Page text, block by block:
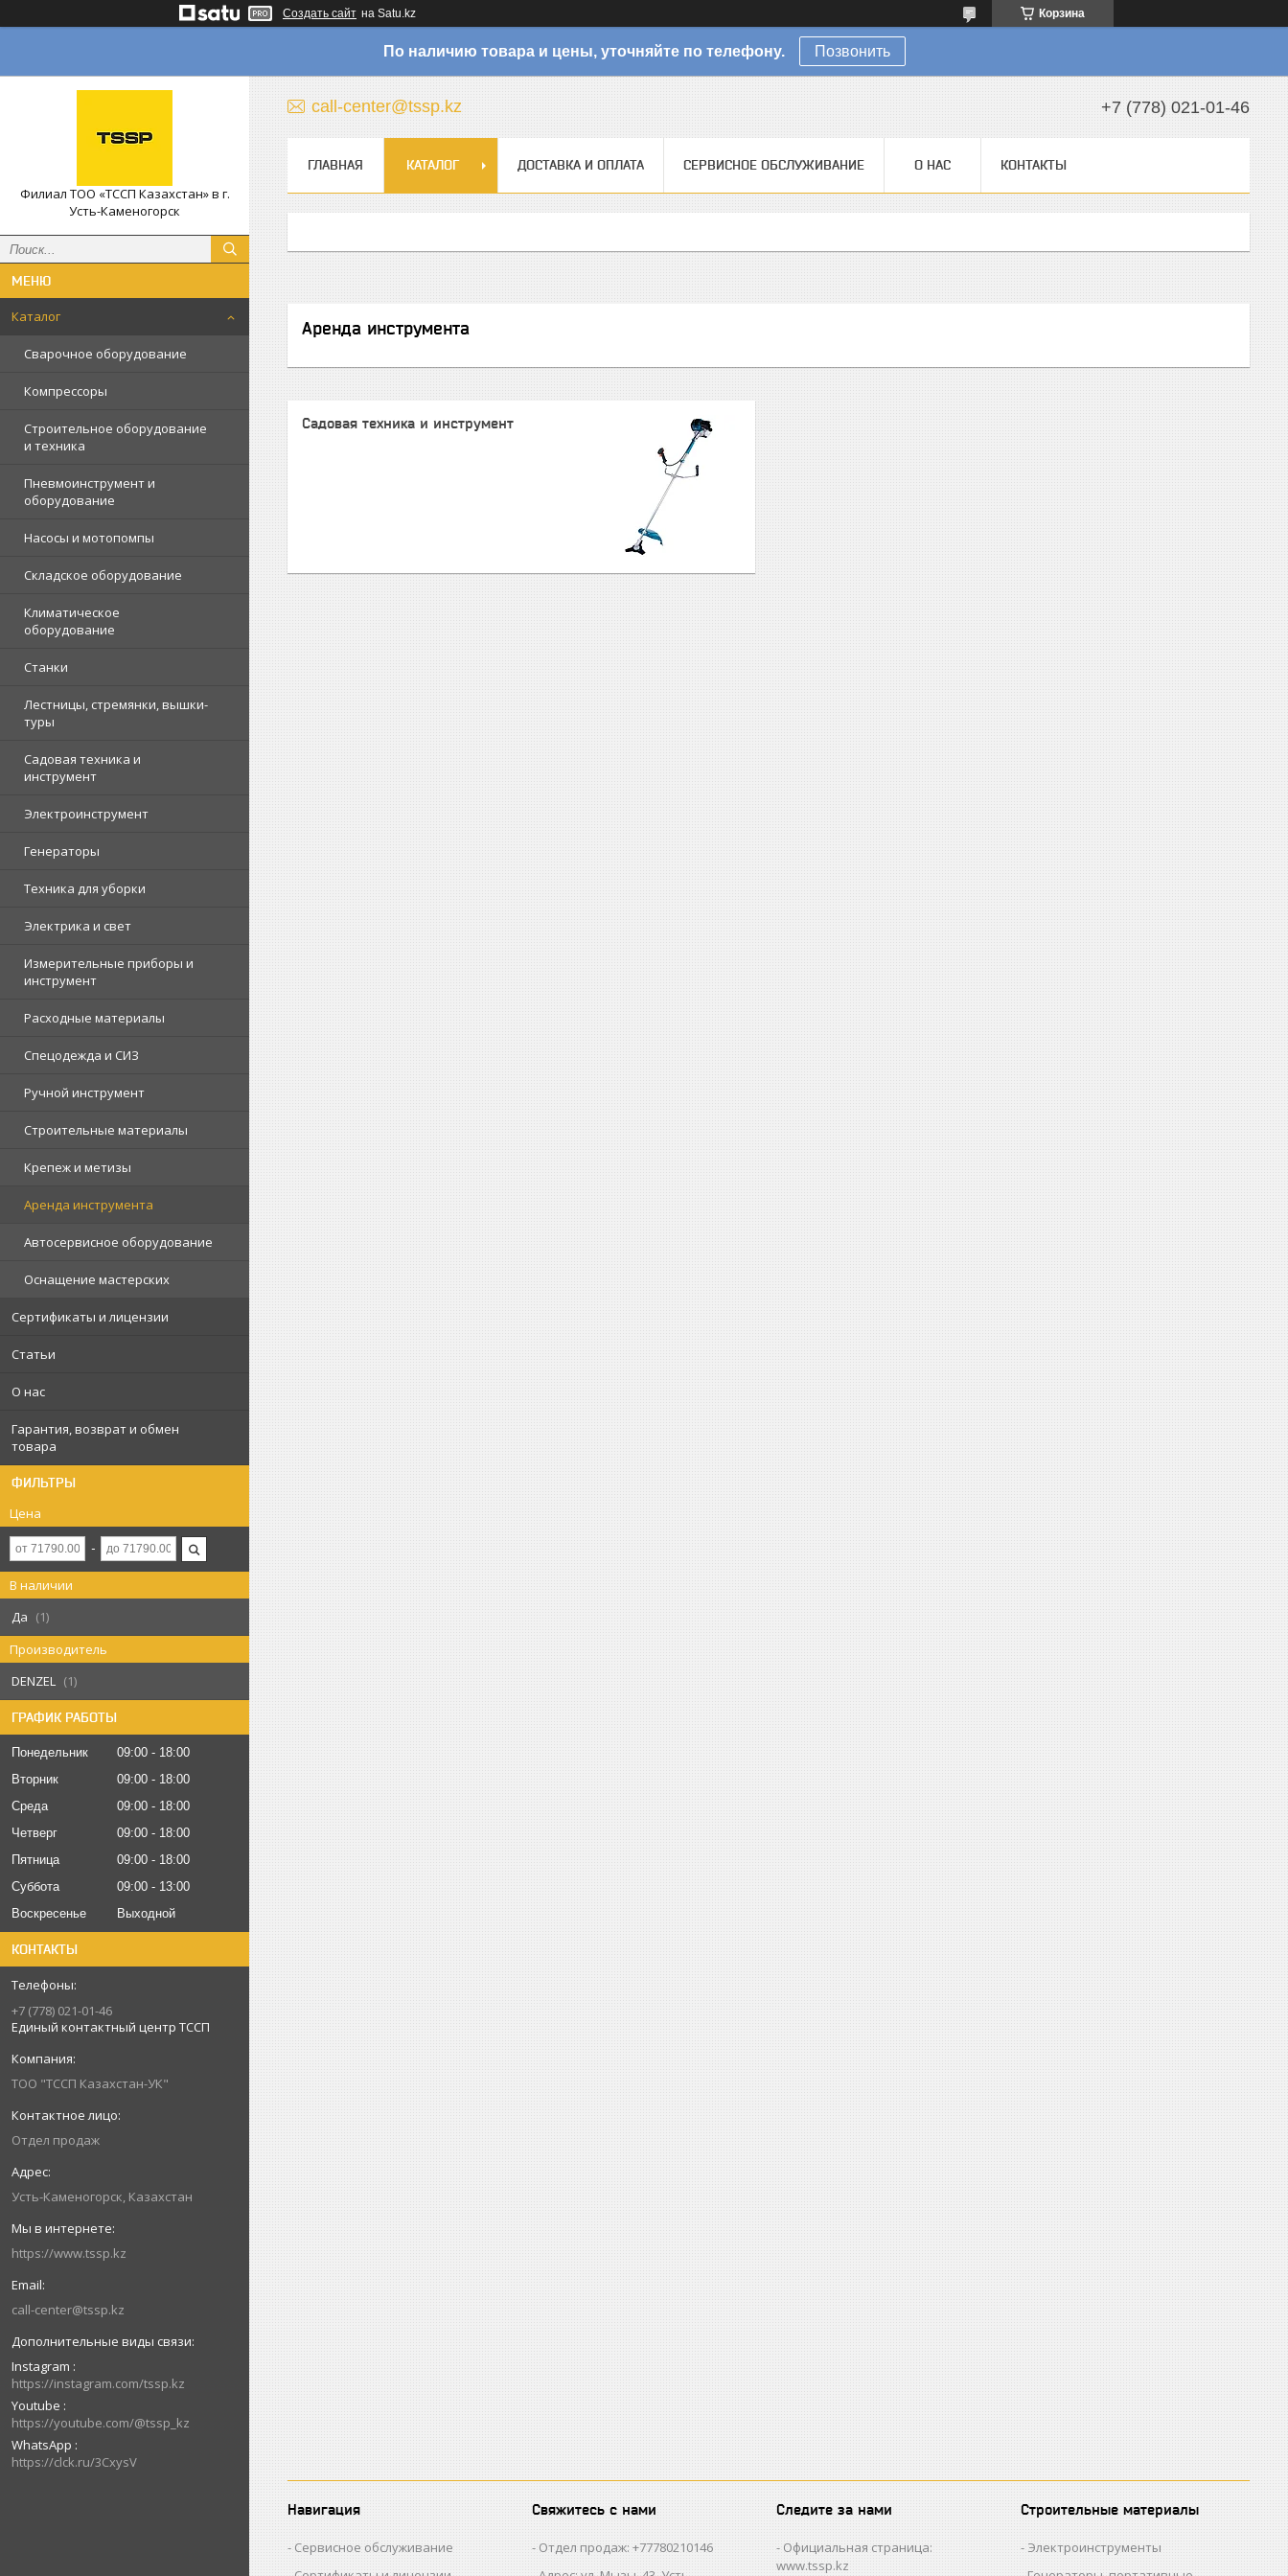
Создать сайт на Satu.kz Корзина
По наличию товара и цены, уточняйте по телефону. Позвонить
Филиал ТОО «ТССП Казахстан» в г.
Усть-Каменогорск
Каталог
Сварочное оборудование
Компрессоры
Строительное оборудование
и техника
Пневмоинструмент и
оборудование
Насосы и мотопомпы
Складское оборудование
Климатическое
оборудование
Станки
Лестницы, стремянки, вышки-
туры
Садовая техника и
инструмент
Электроинструмент
Генераторы
Техника для уборки
Электрика и свет
Измерительные приборы и
инструмент
Расходные материалы
Спецодежда и СИЗ
Ручной инструмент
Строительные материалы
Крепеж и метизы
Аренда инструмента
Автосервисное оборудование
Оснащение мастерских
Сертификаты и лицензии
Статьи
О нас
Гарантия, возврат и обмен
товара
ФИЛЬТРЫ
Цена
В наличии
Да
1
Производитель
DENZEL
1
ГРАФИК РАБОТЫ
Понедельник 09:00
18:00
Вторник
09:00
18:00
Среда
09:00
18:00
Четверг
09:00
18:00
Пятница
09:00
18:00
Суббота
09:00
13:00
Воскресенье
Выходной
КОНТАКТЫ
+7 (778) 021-01-46
Единый контактный центр ТССП
ТОО "ТССП Казахстан-УК"
Отдел продаж
Усть-Каменогорск, Казахстан
https://www.tssp.kz
call-center@tssp.kz
Instagram
https://instagram.com/tssp.kz
Youtube
https://youtube.com/@tssp_kz
WhatsApp
https://clck.ru/3CxysV
call-center@tssp.kz +7 (778) 021-01-46
ГЛАВНАЯ КАТАЛОГ ДОСТАВКА И ОПЛАТА СЕРВИСНОЕ ОБСЛУЖИВАНИЕ О НАС КОНТАКТЫ
Аренда инструмента
Садовая техника и инструмент
Навигация
Сервисное обслуживание
Свяжитесь с нами
Отдел продаж: +77780210146
Следите за нами
Официальная страница:
www.tssp.kz
Строительные материалы
Электроинструменты